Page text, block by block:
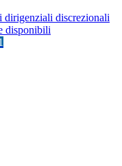
dirigenziali discrezionali
disponibili